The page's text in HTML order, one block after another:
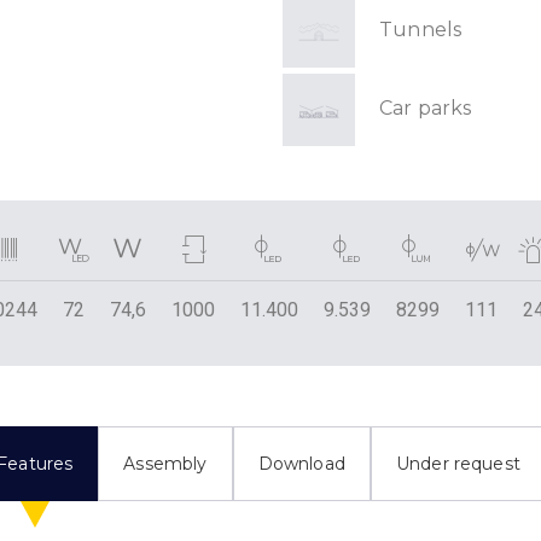
Tunnels
Car parks
72 74,6 1000 11.400 9.539 8299 111
Assembly Download Under request